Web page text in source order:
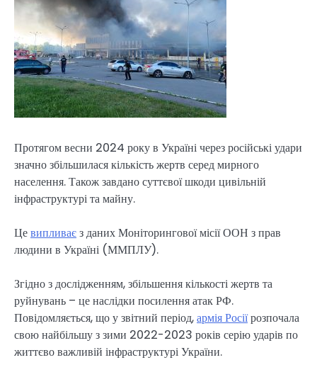
Протягом весни 2024 року в Україні через російські удари
значно збільшилася кількість жертв серед мирного
населення. Також завдано суттєвої шкоди цивільній
інфраструктурі та майну.
Цевипливаєз даних Моніторингової місії ООН з прав
людини в Україні (ММПЛУ).
Згідно з дослідженням, збільшення кількості жертв та
руйнувань – це наслідки посилення атак РФ.
Повідомляється, що у звітний період,армія Росіїрозпочала
свою найбільшу з зими 2022-2023 років серію ударів по
життєво важливій інфраструктурі України.